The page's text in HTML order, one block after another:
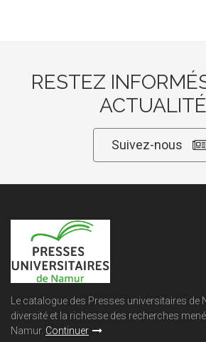
RESTEZ
Suivez-nous
Le catalogue des Presses universitaires de
diversité et la richesse des recherches
Namur. Continuer